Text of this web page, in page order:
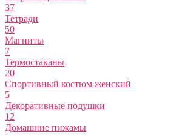
37
Тетради
50
Магниты
7
Термостаканы
20
Спортивный костюм женский
5
Декоративные подушки
12
Домашние пижамы